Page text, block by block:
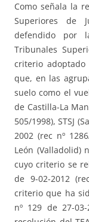
Como señala la
Superiores de
defendido por
Tribunales
criterio
que, en las
suelo como el
de Castilla-La
505/1998), STSJ
2002 (rec nº
León (Valladolid)
cuyo criterio se
de 9-02-2012
criterio que ha
nº 129 de 27-